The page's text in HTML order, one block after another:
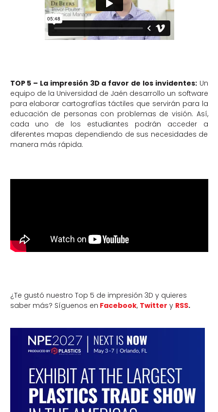
TOP 5 – La impresión 3D a favor de los invidentes:Un
equipo de la Universidad de Jaén desarrollo un software
para elaborar cartografías táctiles que servirán para la
educación de personas con problemas de visión. Así,
cada uno de los estudiantes podrán acceder a
diferentes mapas dependiendo de sus necesidades de
manera más rápida.
¿Te gustó nuestro Top 5 de impresión 3D y quieres
saber más? Síguenos en Facebook, Twitter y RSS.